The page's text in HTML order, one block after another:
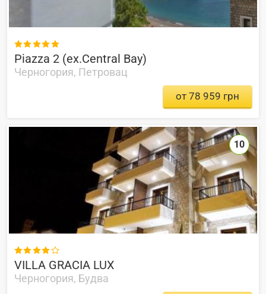

Piazza 2 (ex.Central Bay)
Черногория, Петровац
от 78 959 грн

VILLA GRACIA LUX
Черногория, Будва
10